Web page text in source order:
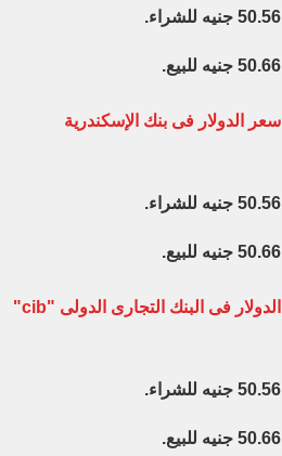
50.56 جنيه للشراء.
50.66 جنيه للبيع.
سعر الدولار فى بنك الإسكندرية
50.56 جنيه للشراء.
50.66 جنيه للبيع.
الدولار فى البنك التجارى الدولى "cib"
50.56 جنيه للشراء.
50.66 جنيه للبيع.